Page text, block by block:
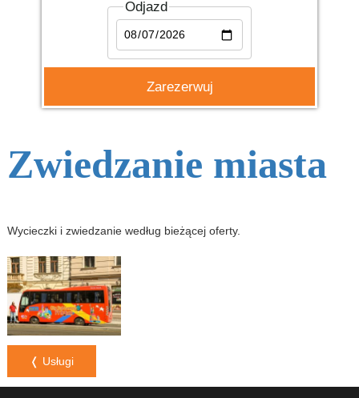
Odjazd
Zwiedzanie miasta
Wycieczki i zwiedzanie według bieżącej oferty.
❬ Usługi